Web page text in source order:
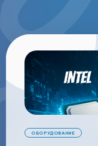
ОБОРУДОВАНИЕ